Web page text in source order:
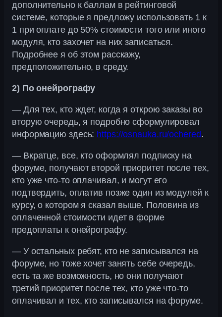
дополнительно к баллам в рейтинговой
системе, которые я предложу использовать 1 к
1 при оплате до 50% стоимости того или иного
модуля, кто захочет на них записаться.
Подробнее я об этом расскажу,
предположительно, в среду.
2) По онейрографу
— Для тех, кто ждет, когда я открою заказы во
вторую очередь, я подробно сформулировал
информацию здесь: https://osnauka.ru/ochered.
— Вкратце, все, кто оформлял подписку на
форуме, получают второй приоритет после тех,
кто уже что-то оплачивал, и могут его
подтвердить, оплатив позже один из модулей к
курсу, о котором я сказал выше. Половина из
оплаченной стоимости идет в форме
предоплаты к онейрографу.
— У остальных ребят, кто не записывался на
форуме, но тоже хочет занять себе очередь,
есть та же возможность, но они получают
третий приоритет после тех, кто уже что-то
оплачивал и тех, кто записывался на форуме.